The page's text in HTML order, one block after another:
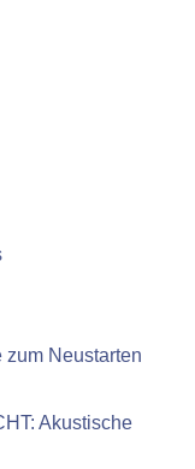
zum Neustarten
Akustische